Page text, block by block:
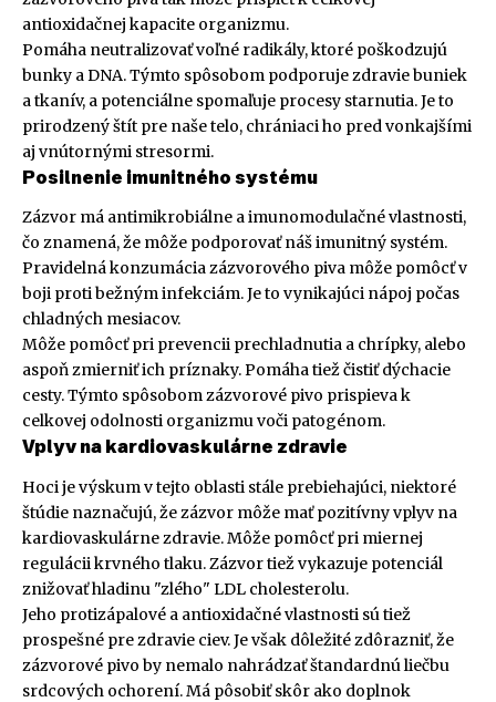
antioxidačnej kapacite organizmu.
Pomáha neutralizovať voľné radikály, ktoré poškodzujú
bunky a DNA. Týmto spôsobom podporuje zdravie buniek
a tkanív, a potenciálne spomaľuje procesy starnutia. Je to
prirodzený štít pre naše telo, chrániaci ho pred vonkajšími
aj vnútornými stresormi.
Posilnenie imunitného systému
Zázvor má antimikrobiálne a imunomodulačné vlastnosti,
čo znamená, že môže podporovať náš imunitný systém.
Pravidelná konzumácia zázvorového piva môže pomôcť v
boji proti bežným infekciám. Je to vynikajúci nápoj počas
chladných mesiacov.
Môže pomôcť pri prevencii prechladnutia a chrípky, alebo
aspoň zmierniť ich príznaky. Pomáha tiež čistiť dýchacie
cesty. Týmto spôsobom zázvorové pivo prispieva k
celkovej odolnosti organizmu voči patogénom.
Vplyv na kardiovaskulárne zdravie
Hoci je výskum v tejto oblasti stále prebiehajúci, niektoré
štúdie naznačujú, že zázvor môže mať pozitívny vplyv na
kardiovaskulárne zdravie. Môže pomôcť pri miernej
regulácii krvného tlaku. Zázvor tiež vykazuje potenciál
znižovať hladinu "zlého" LDL cholesterolu.
Jeho protizápalové a antioxidačné vlastnosti sú tiež
prospešné pre zdravie ciev. Je však dôležité zdôrazniť, že
zázvorové pivo by nemalo nahrádzať štandardnú liečbu
srdcových ochorení. Má pôsobiť skôr ako doplnok